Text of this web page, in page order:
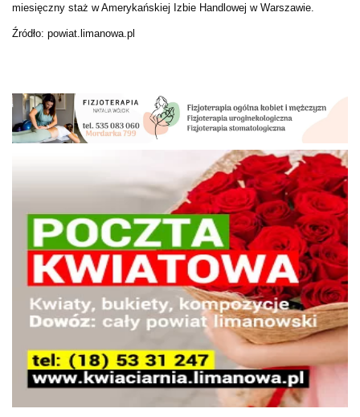
miesięczny staż w Amerykańskiej Izbie Handlowej w Warszawie.
Źródło: powiat.limanowa.pl